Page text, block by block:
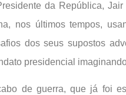
da República,
nos últimos tempos,
dos seus supostos
presidencial
de guerra, que já foi